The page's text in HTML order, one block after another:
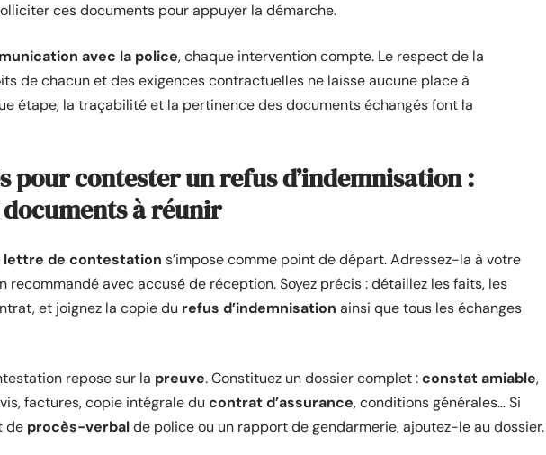
ces documents pour appuyer la démarche.
avec la police, chaque intervention compte. Le respect de la
de chacun et des exigences contractuelles ne laisse aucune place à
étape, la traçabilité et la pertinence des documents échangés font la
pour contester un refus d’indemnisation :
à réunir
lettre de contestation s’impose comme point de départ. Adressez-la à votre
recommandé avec accusé de réception. Soyez précis : détaillez les faits, les
et joignez la copie du refus d’indemnisation ainsi que tous les échanges
repose sur la preuve. Constituez un dossier complet :constat amiable,
factures, copie intégrale du contrat d’assurance, conditions générales… Si
de procès-verbalde police ou un rapport de gendarmerie, ajoutez-le au dossier.